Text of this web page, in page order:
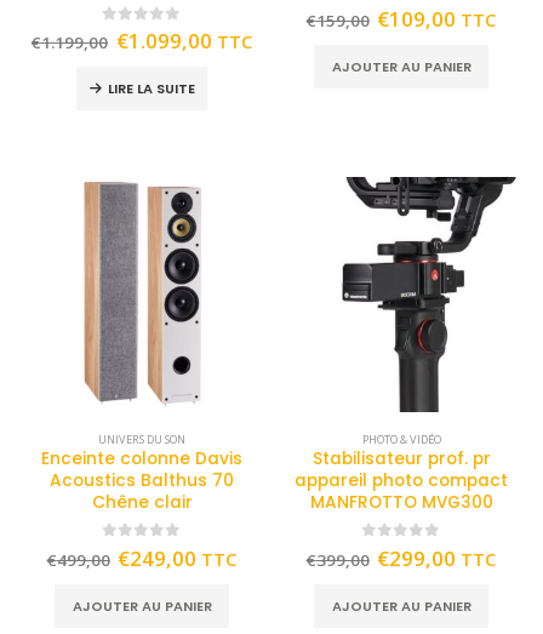
out of 5
€1.199,00 €1.099,00 TTC
LIRE LA SUITE
out of 5
€159,00 €109,00 TTC
AJOUTER AU PANIER
UNIVERS DU SON
Enceinte colonne Davis
Acoustics Balthus 70
Chêne clair
out of 5
€499,00 €249,00 TTC
AJOUTER AU PANIER
PHOTO & VIDÉO
Stabilisateur prof. pr
appareil photo compact
MANFROTTO MVG300
out of 5
€399,00 €299,00 TTC
AJOUTER AU PANIER